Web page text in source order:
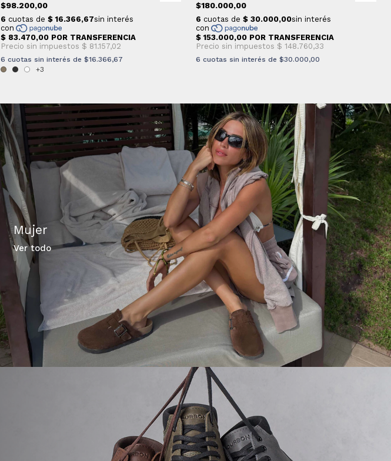
$98.200,00
6 cuotas sin interés de $16.366,67
+3
$180.000,00
6 cuotas sin interés de $30.000,00
Mujer
Ver todo